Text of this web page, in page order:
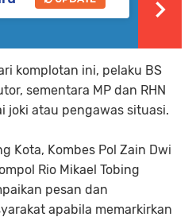
Kini Seluas
komplotan ini, pelaku BS
sementara MP dan RHN
joki atau pengawas situasi.
Kota, Kombes Pol Zain Dwi
Rio Mikael Tobing
pesan dan
apabila memarkirkan